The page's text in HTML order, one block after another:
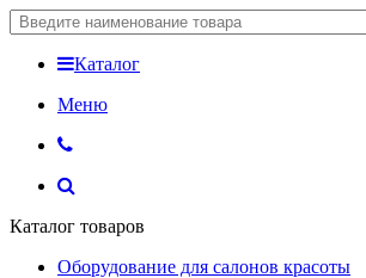
Каталог
Меню
Каталог товаров
Оборудование для салонов красоты